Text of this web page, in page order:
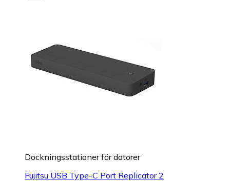
Dockningsstationer för datorer
Fujitsu USB Type-C Port Replicator 2